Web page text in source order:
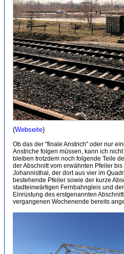
(Webseite)
Ob das der "finale Anstrich" oder nur
Anstriche folgen müssen, kann ich
bleiben trotzdem noch folgende Teile
der Abschnitt vom erwähnten Pfeiler
Johannisthal, der dort aus vier im
bestehende Pfeiler sowie der kurze
stadteinwärtigen Fernbahngleis und
Einrüstung des erstgenannten
vergangenen Wochenende bereits